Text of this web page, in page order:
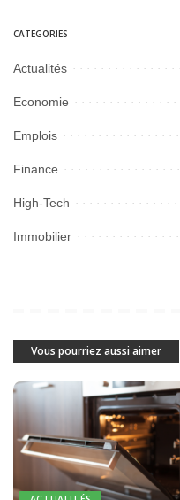
CATEGORIES
Actualités
Economie
Emplois
Finance
High-Tech
Immobilier
Vous pourriez aussi aimer